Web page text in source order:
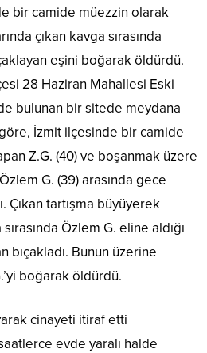
bir camide müezzin olarak
çıkan kavga sırasında
eşini boğarak öldürdü.
28 Haziran Mahallesi Eski
bulunan bir sitede meydana
İzmit ilçesinde bir camide
Z.G. (40) ve boşanmak üzere
G. (39) arasında gece
Çıkan tartışma büyüyerek
Özlem G. eline aldığı
bıçakladı. Bunun üzerine
boğarak öldürdü.
cinayeti itiraf etti
evde yaralı halde